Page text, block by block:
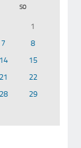
SO
1
7
8
14
15
21
22
28
29